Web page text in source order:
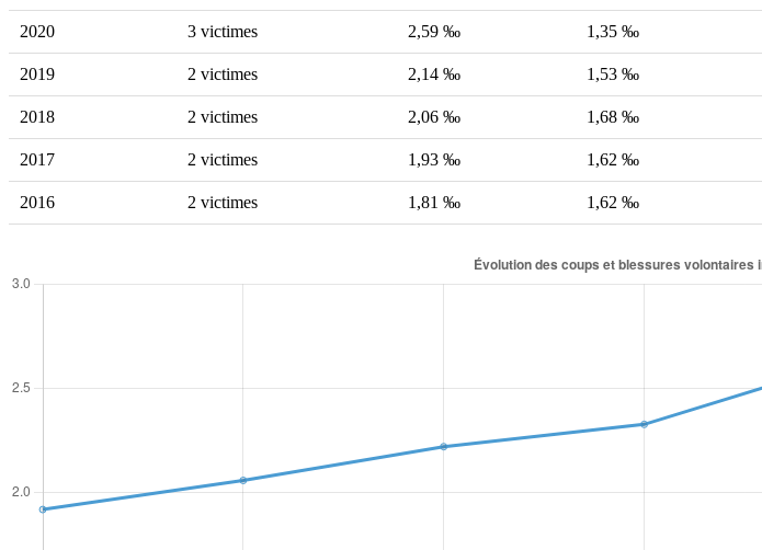
2020 3 victimes 2,59 ‰ 1,35 ‰
2019 2 victimes 2,14 ‰ 1,53 ‰
2018 2 victimes 2,06 ‰ 1,68 ‰
2017 2 victimes 1,93 ‰ 1,62 ‰
2016 2 victimes 1,81 ‰ 1,62 ‰